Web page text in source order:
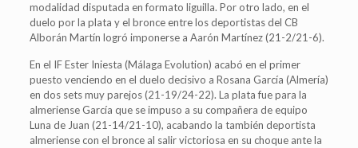
modalidad disputada en formato liguilla. Por otro lado, en el
duelo por la plata y el bronce entre los deportistas del CB
Alborán Martín logró imponerse a Aarón Martínez (21-2/21-6).
En el IF Ester Iniesta (Málaga Evolution) acabó en el primer
puesto venciendo en el duelo decisivo a Rosana García (Almería)
en dos sets muy parejos (21-19/24-22). La plata fue para la
almeriense García que se impuso a su compañera de equipo
Luna de Juan (21-14/21-10), acabando la también deportista
almeriense con el bronce al salir victoriosa en su choque ante la